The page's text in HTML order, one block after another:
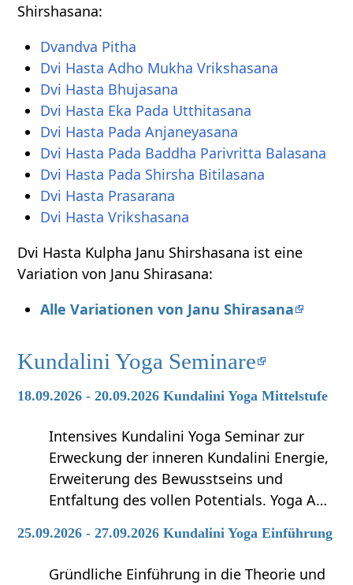
Shirshasana:
Dvandva Pitha
Dvi Hasta Adho Mukha Vrikshasana
Dvi Hasta Bhujasana
Dvi Hasta Eka Pada Utthitasana
Dvi Hasta Pada Anjaneyasana
Dvi Hasta Pada Baddha Parivritta Balasana
Dvi Hasta Pada Shirsha Bitilasana
Dvi Hasta Prasarana
Dvi Hasta Vrikshasana
Dvi Hasta Kulpha Janu Shirshasana ist eine
Variation von Janu Shirasana:
Alle Variationen von Janu Shirasana
Kundalini Yoga Seminare
18.09.2026 - 20.09.2026 Kundalini Yoga Mittelstufe
Intensives Kundalini Yoga Seminar zur
Erweckung der inneren Kundalini Energie,
Erweiterung des Bewusstseins und
Entfaltung des vollen Potentials. Yoga A…
25.09.2026 - 27.09.2026 Kundalini Yoga Einführung
Gründliche Einführung in die Theorie und